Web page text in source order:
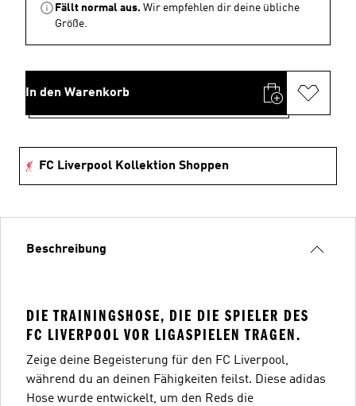
Fällt normal aus. Wir empfehlen dir deine übliche
Größe.
In den Warenkorb
FC Liverpool Kollektion Shoppen
Beschreibung
DIE TRAININGSHOSE, DIE DIE SPIELER DES
FC LIVERPOOL VOR LIGASPIELEN TRAGEN.
Zeige deine Begeisterung für den FC Liverpool,
während du an deinen Fähigkeiten feilst. Diese adidas
Hose wurde entwickelt, um den Reds die